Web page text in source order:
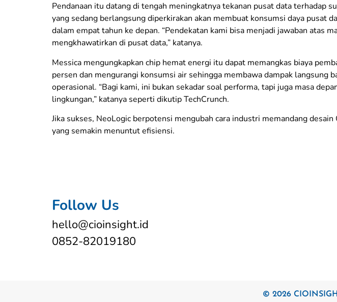
Pendanaan itu datang di tengah meningkatnya tekanan pusat data terhadap
yang sedang berlangsung diperkirakan akan membuat konsumsi daya pusat
dalam empat tahun ke depan. “Pendekatan kami bisa menjadi jawaban atas
mengkhawatirkan di pusat data,” katanya.
Messica mengungkapkan chip hemat energi itu dapat memangkas biaya
persen dan mengurangi konsumsi air sehingga membawa dampak langsung
operasional. “Bagi kami, ini bukan sekadar soal performa, tapi juga masa
lingkungan,” katanya seperti dikutip TechCrunch.
Jika sukses, NeoLogic berpotensi mengubah cara industri memandang
yang semakin menuntut efisiensi.
Follow Us
hello@cioinsight.id
0852-82019180
© 2026